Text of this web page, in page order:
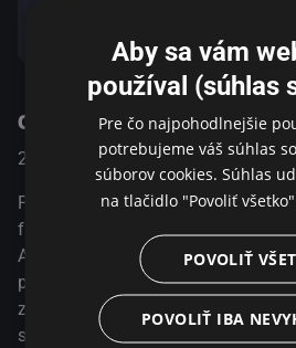
je ale fascinovaná Josephom ―
so sklonmi k antisemitizmu. Po
Luisovi Buňuelovi je Benoît
ktorý sfilmoval slávny román
komornej.
O programe
2015 Francúzko / Belgicko
Príbeh ambicióznej a krásnej
francúzskom vidieku pracuje pre
Ambiciózna a krásna chyžná
prelome 19. a 20. storočia
zámožnej rodine Lanlairovcov.
sexuálnymi návrhmi svojho pána,
Aby sa vám
používal (súhlas
Pre čo najpohodlnejšie
potrebujeme váš súhlas
súborov cookies. Súhlas
na tlačidlo "Povoliť
POVOLIŤ
POVOLIŤ IBA